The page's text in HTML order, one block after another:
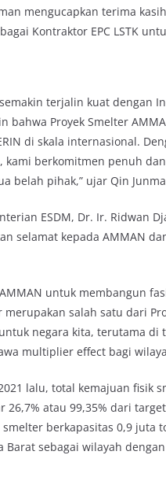
mengucapkan terima
Kontraktor EPC LSTK
terjalin kuat dengan
bahwa Proyek Smelter
di skala internasional.
berkomitmen penuh
belah pihak,” ujar Qin
ESDM, Dr. Ir. Ridwan
selamat kepada AMMAN
untuk membangun
salah satu dari
negara kita, terutama di
multiplier effect bagi
lalu, total kemajuan fisik
atau 99,35% dari
berkapasitas 0,9 juta
sebagai wilayah